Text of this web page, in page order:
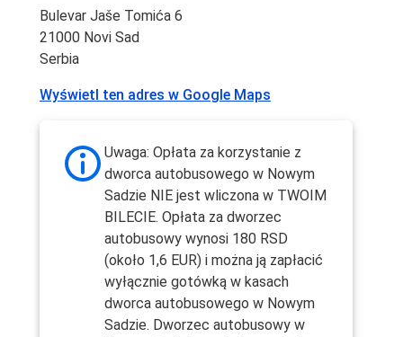
Bulevar Jaše Tomića 6
21000 Novi Sad
Serbia
Wyświetl ten adres w Google Maps
Uwaga: Opłata za korzystanie z
dworca autobusowego w Nowym
Sadzie NIE jest wliczona w TWOIM
BILECIE. Opłata za dworzec
autobusowy wynosi 180 RSD
(około 1,6 EUR) i można ją zapłacić
wyłącznie gotówką w kasach
dworca autobusowego w Nowym
Sadzie. Dworzec autobusowy w